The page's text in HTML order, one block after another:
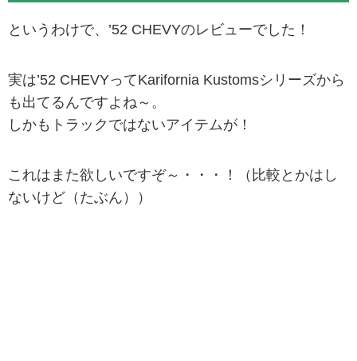
というわけで、’52 CHEVYのレビューでした！
実は’52 CHEVYってKarifornia Kustomsシリーズから
も出てるんですよね～。
しかもトラックではないアイテムが！
これはまた欲しいですぞ～・・・！（比較とかはし
ないけど（たぶん））